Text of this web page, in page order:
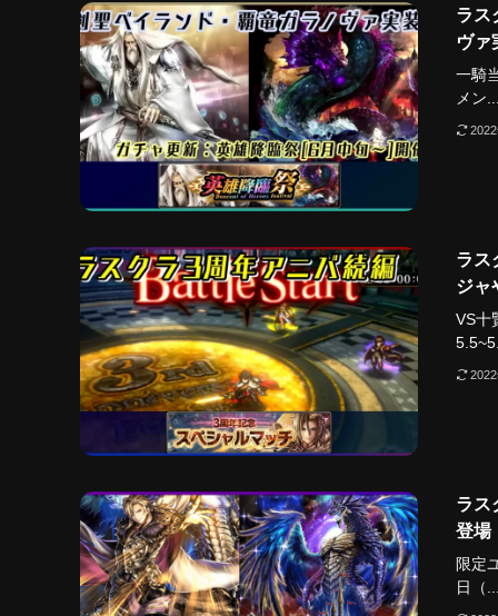
ラス
ヴァ
一騎
メン
ラス
ジャ
VS十
ラス
登場
限定
日（